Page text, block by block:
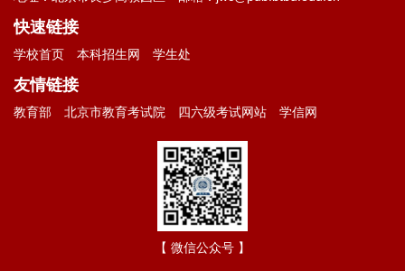
【 微信公众号 】
快速链接
学校首页 本科招生网 学生处
友情链接
教育部 北京市教育考试院 四六级考试网站 学信网